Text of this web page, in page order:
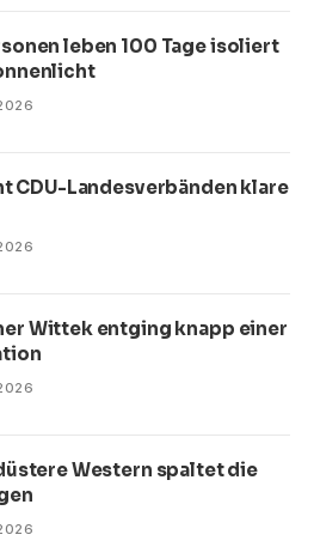
leben 100 Tage isoliert
CDU-Landesverbänden klare
Wittek entging knapp einer
Western spaltet die